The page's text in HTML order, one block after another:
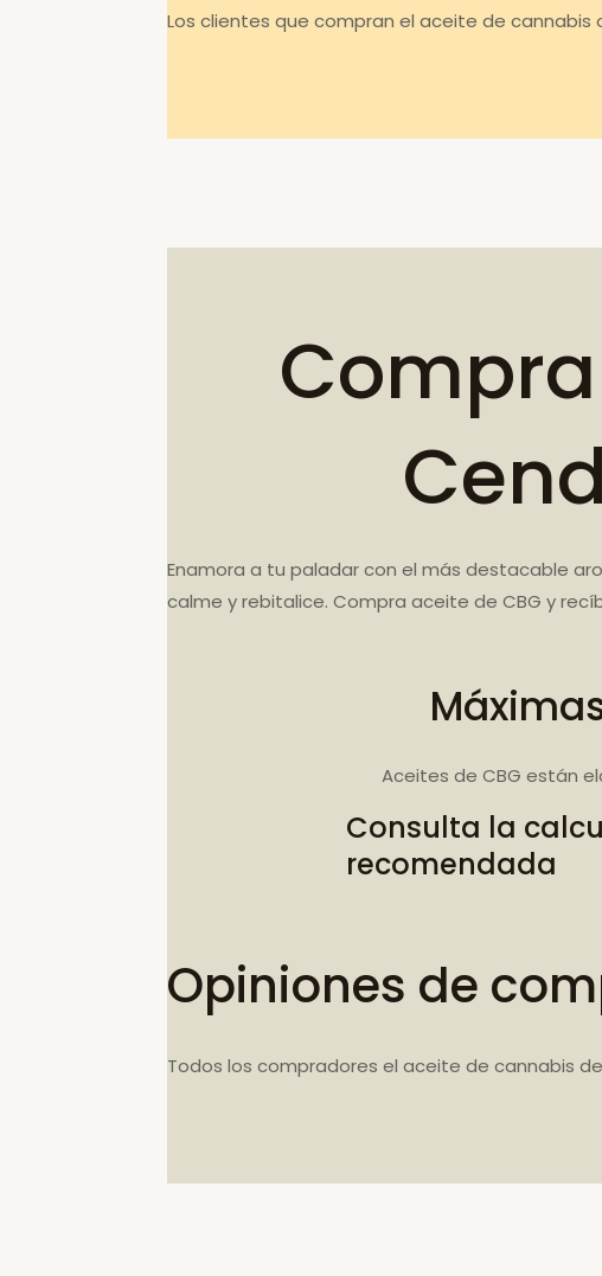
Los clientes que compran el aceite de cannabis
Enamora a tu paladar con el más destacable
calme y rebitalice. Compra aceite de CBG y
Aceites de CBG están
Consulta la
recomendada
Opiniones de
Todos los compradores el aceite de cannabis